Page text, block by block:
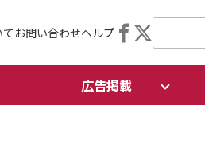
お問い合わせヘルプ
広告掲載